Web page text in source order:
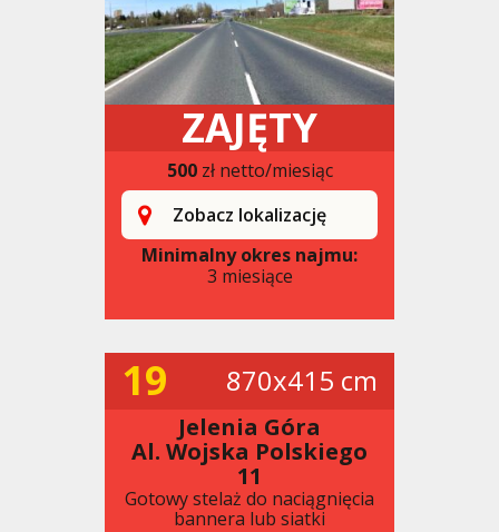
ZAJĘTY
500zł netto/miesiąc
Zobacz lokalizację
Minimalny okres najmu:
3 miesiące
19 870x415 cm
Jelenia Góra
Al. Wojska Polskiego
11
Gotowy stelaż do naciągnięcia
bannera lub siatki